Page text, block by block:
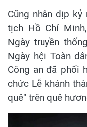
Cũng nhân dịp
tịch Hồ Chí
Ngày truyền
Ngày hội Toàn
Công an đã phối
chức Lễ khánh
quê" trên quê